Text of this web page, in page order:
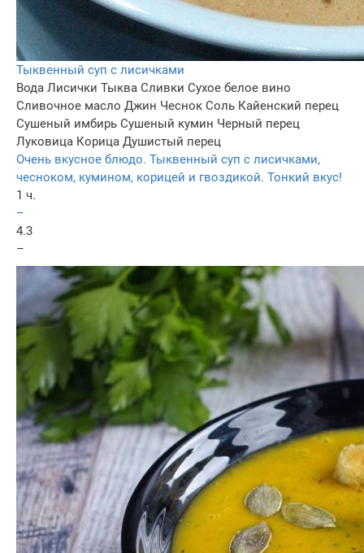
Тыквенный суп с лисичками
Вода Лисички Тыква Сливки Сухое белое вино
Сливочное масло Джин Чеснок Соль Кайенский перец
Сушеный имбирь Сушеный кумин Черный перец
Луковица Корица Душистый перец
Очень вкусное блюдо. Тыквенный суп с лисичками,
чесноком, кумином, корицей и гвоздикой. Тонкий вкус!
1 ч.
–
4.3
–